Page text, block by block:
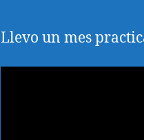
Llevo un mes